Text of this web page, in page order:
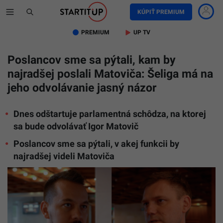
KÚPIŤ PREMIUM
PREMIUM UP TV
Poslancov sme sa pýtali, kam by
najradšej poslali Matoviča: Šeliga má na
jeho odvolávanie jasný názor
Dnes odštartuje parlamentná schôdza, na ktorej
sa bude odvolávať Igor Matovič
Poslancov sme sa pýtali, v akej funkcii by
najradšej videli Matoviča